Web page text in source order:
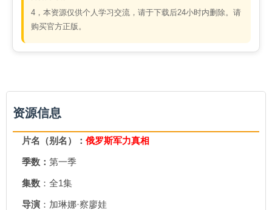
4，本资源仅供个人学习交流，请于下载后24小时内删除。请
购买官方正版。
资源信息
片名（别名）： 俄罗斯军力真相
季数： 第一季
集数 ：全1集
导演 ：加琳娜·察廖娃